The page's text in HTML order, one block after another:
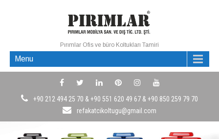
Pırımlar Ofis ve büro Koltukları Tamiri
Menu
+90 212 494 25 70 & +90 551 620 49 67 & +90 850 259 79 70
refakatcikoltugu@gmail.com